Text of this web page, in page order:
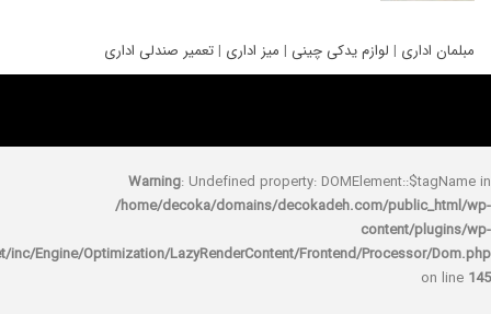
|لوازم یدکی چینی|میز اداری| تعمیر صندلی اداری
Warning: Undefined property:
/home/decoka/domains/decokadeh.com/
rocket/inc/Engine/Optimization/LazyRenderContent/Frontend/